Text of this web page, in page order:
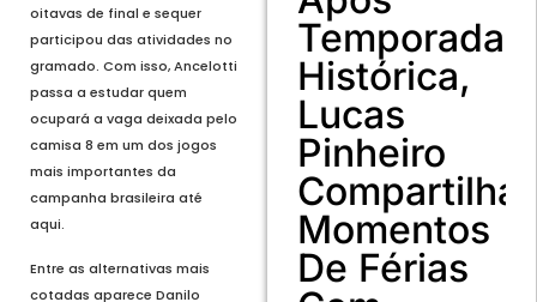
oitavas de final e sequer
participou das atividades no
gramado. Com isso, Ancelotti
passa a estudar quem
ocupará a vaga deixada pelo
camisa 8 em um dos jogos
mais importantes da
campanha brasileira até
aqui.
Entre as alternativas mais
cotadas aparece Danilo
Temporada
Histórica,
Lucas
Pinheiro
Compartilha
Momentos
De Férias